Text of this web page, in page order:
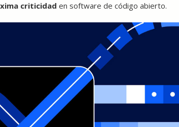
criticidad en software de código abierto.